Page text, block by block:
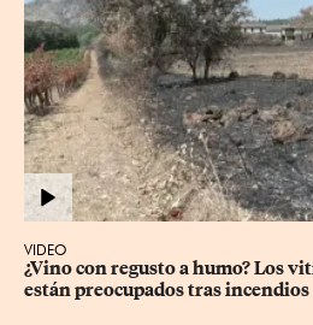
VIDEO
¿Vino con regusto a humo? Los
están preocupados tras incendios